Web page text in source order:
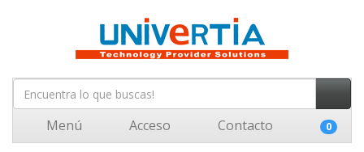
Menú Acceso Contacto 0